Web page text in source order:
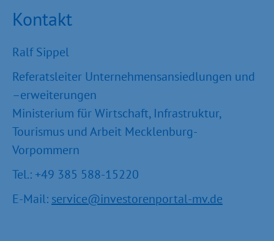
Kontakt
Ralf Sippel
Referatsleiter Unternehmensansiedlungen und
–erweiterungen
Ministerium für Wirtschaft, Infrastruktur,
Tourismus und Arbeit Mecklenburg-
Vorpommern
Tel.: +49 385 588-15220
E-Mail: service@investorenportal-mv.de